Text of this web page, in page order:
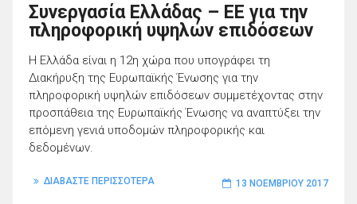
Συνεργασία Ελλάδας – ΕΕ για την
πληροφορική υψηλών επιδόσεων
Η Ελλάδα είναι η 12η χώρα που υπογράφει τη
Διακήρυξη της Ευρωπαϊκής Ένωσης για την
πληροφορική υψηλών επιδόσεων συμμετέχοντας στην
προσπάθεια της Ευρωπαϊκής Ένωσης να αναπτύξει την
επόμενη γενιά υποδομών πληροφορικής και
δεδομένων.
ΔΙΑΒΑΣΤΕ ΠΕΡΙΣΣΟΤΕΡΑ 13 ΝΟΕΜΒΡΊΟΥ 2017